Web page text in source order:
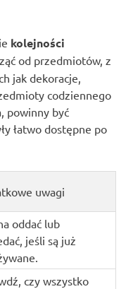
kolejności
od przedmiotów, z
jak dekoracje,
codziennego
powinny być
łatwo dostępne po
uwagi
oddać lub
jeśli są już
czy wszystko